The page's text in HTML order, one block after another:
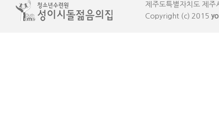
제주도특별자치도 제
Copyright (c) 2015